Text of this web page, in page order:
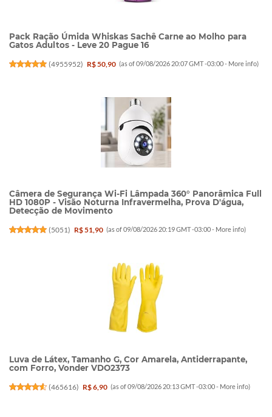
Pack Ração Úmida Whiskas Sachê Carne ao Molho para
Gatos Adultos - Leve 20 Pague 16
(4955952) R$ 50,90 (as of 09/08/2026 20:07 GMT -03:00 - More info)
Câmera de Segurança Wi-Fi Lâmpada 360° Panorâmica Full
HD 1080P - Visão Noturna Infravermelha, Prova D'água,
Detecção de Movimento
(5051) R$ 51,90 (as of 09/08/2026 20:19 GMT -03:00 - More info)
Luva de Látex, Tamanho G, Cor Amarela, Antiderrapante,
com Forro, Vonder VDO2373
(465616) R$ 6,90 (as of 09/08/2026 20:13 GMT -03:00 - More info)